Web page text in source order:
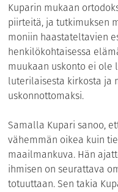
Kuparin mukaan
piirteitä, ja tutkimuksen
moniin haastateltavien
henkilökohtaisessa
muukaan uskonto ei ole
luterilaisesta kirkosta ja
uskonnottomaksi.
Samalla Kupari sanoo,
vähemmän oikea kuin
maailmankuva. Hän
ihmisen on seurattava
totuuttaan. Sen takia